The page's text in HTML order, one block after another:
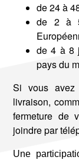
de 24 à
de 2 à
de 4 à 8
pays du
Si vous
livraison,
fermeture de
joindre par
Une